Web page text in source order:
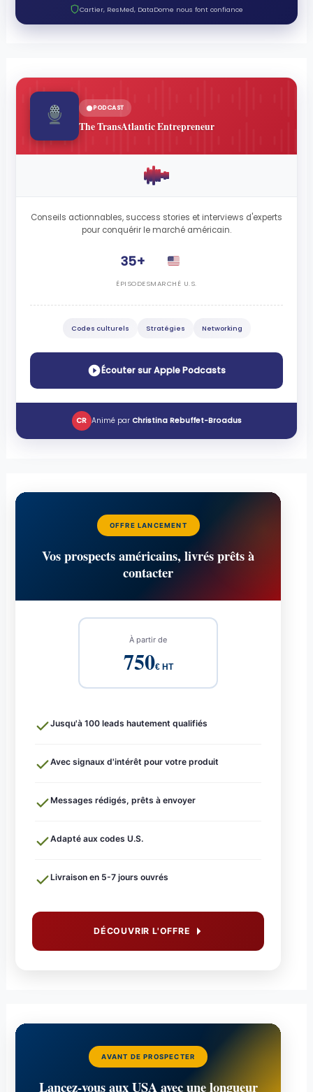
Cartier, ResMed, DataDome nous font confiance
PODCAST
The TransAtlantic Entrepreneur
Conseils actionnables, success stories et interviews d'experts
pour conquérir le marché américain.
35+
ÉPISODESMARCHÉ U.S.
Codes culturels Stratégies Networking
Écouter sur Apple Podcasts
CR Animé par Christina Rebuffet-Broadus
OFFRE LANCEMENT
Vos prospects américains, livrés prêts à
contacter
À partir de
750€ HT
Jusqu'à 100 leads hautement qualifiés
Avec signaux d'intérêt pour votre produit
Messages rédigés, prêts à envoyer
Adapté aux codes U.S.
Livraison en 5-7 jours ouvrés
DÉCOUVRIR L'OFFRE
AVANT DE PROSPECTER
Lancez-vous aux USA avec une longueur